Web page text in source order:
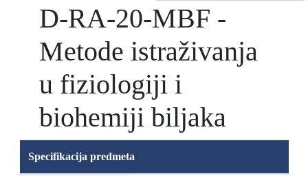
D-RA-20-MBF -
Metode istraživanja
u fiziologiji i
biohemiji biljaka
Specifikacija predmeta